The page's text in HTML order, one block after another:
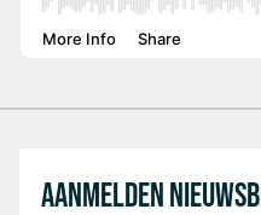
AANMELDEN